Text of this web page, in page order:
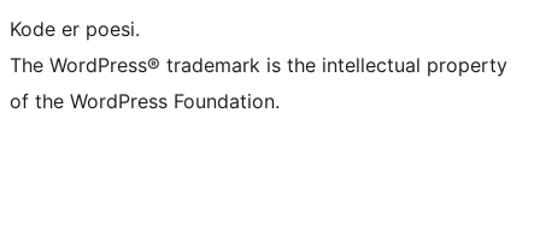
Kode er poesi.
The WordPress® trademark is the intellectual property
of the WordPress Foundation.